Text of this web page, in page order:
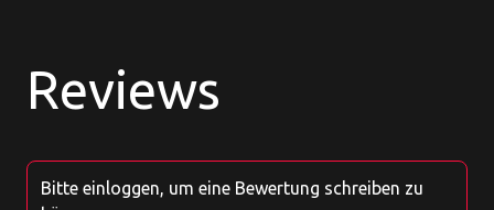
Reviews
Bitte einloggen, um eine Bewertung schreiben zu